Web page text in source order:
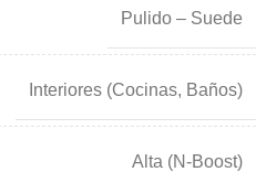
Pulido – Suede
Interiores (Cocinas, Baños)
Alta (N-Boost)